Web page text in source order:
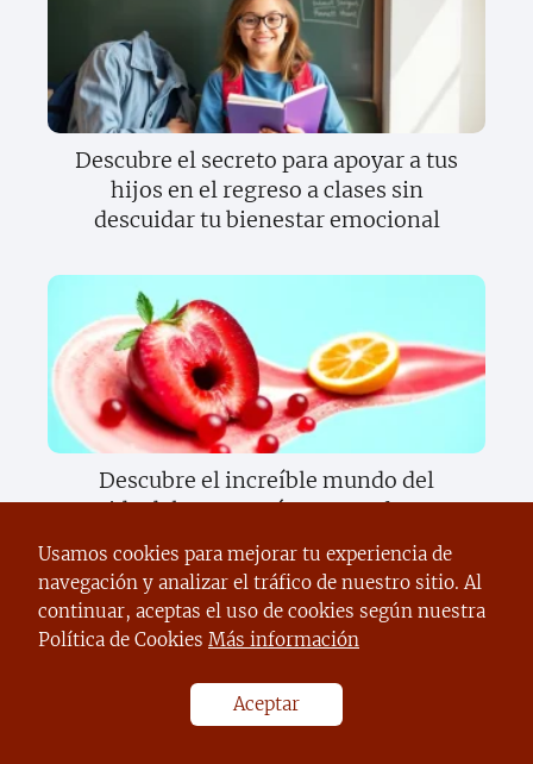
Descubre el secreto para apoyar a tus
hijos en el regreso a clases sin
descuidar tu bienestar emocional
Descubre el increíble mundo del
sentido del gusto y cómo transforma tu
vida diaria
Usamos cookies para mejorar tu experiencia de
navegación y analizar el tráfico de nuestro sitio. Al
continuar, aceptas el uso de cookies según nuestra
Política de Cookies Más información
Aceptar